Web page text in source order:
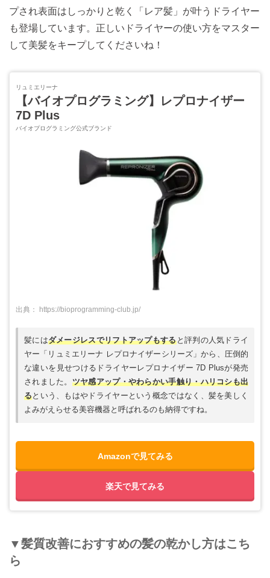
プされ表面はしっかりと乾く「レア髪」が叶うドライヤー
も登場しています。正しいドライヤーの使い方をマスター
して美髪をキープしてくださいね！
リュミエリーナ
【バイオプログラミング】レプロナイザー
7D Plus
バイオプログラミング公式ブランド
出典： https://bioprogramming-club.jp/
髪にはダメージレスでリフトアップもすると評判の人気ドライ
ヤー「リュミエリーナ レプロナイザーシリーズ」から、圧倒的
な違いを見せつけるドライヤーレプロナイザー 7D Plusが発売
されました。 ツヤ感アップ・やわらかい手触り・ハリコシも出
るという、もはやドライヤーという概念ではなく、髪を美しく
よみがえらせる美容機器と呼ばれるのも納得ですね。
Amazonで見てみる
楽天で見てみる
▼髪質改善におすすめの髪の乾かし方はこち
ら